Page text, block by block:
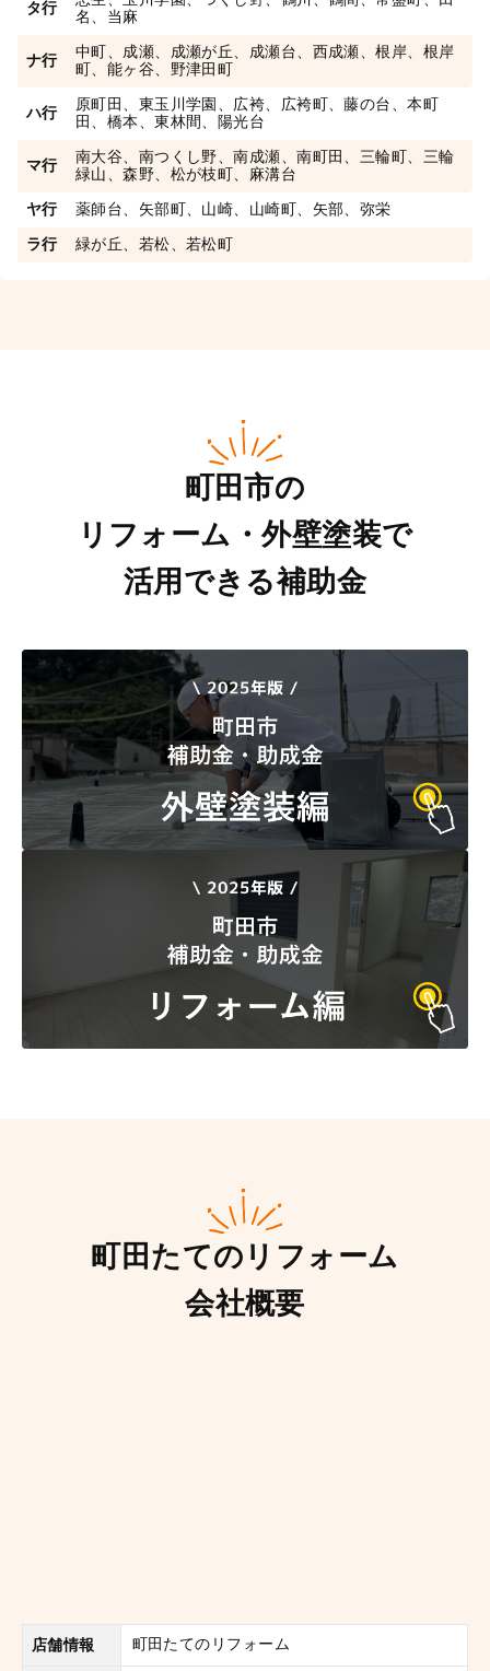
タ行
名、当麻
ナ行
中町、成瀬、成瀬が丘、成瀬台、西成瀬、根岸、根岸
町、能ヶ谷、野津田町
ハ行
原町田、東玉川学園、広袴、広袴町、藤の台、本町
田、橋本、東林間、陽光台
マ行
南大谷、南つくし野、南成瀬、南町田、三輪町、三輪
緑山、森野、松が枝町、麻溝台
ヤ行 薬師台、矢部町、山崎、山崎町、矢部、弥栄
ラ行 緑が丘、若松、若松町
町田市の
リフォーム・外壁塗装で
活用できる補助金
町田たてのリフォーム
会社概要
店舗情報 町田たてのリフォーム